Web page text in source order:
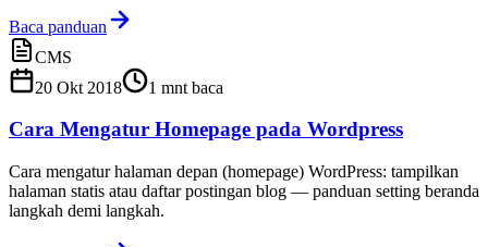
Baca panduan
CMS
20 Okt 2018
1 mnt baca
Cara Mengatur Homepage pada Wordpress
Cara mengatur halaman depan (homepage) WordPress: tampilkan
halaman statis atau daftar postingan blog — panduan setting beranda
langkah demi langkah.